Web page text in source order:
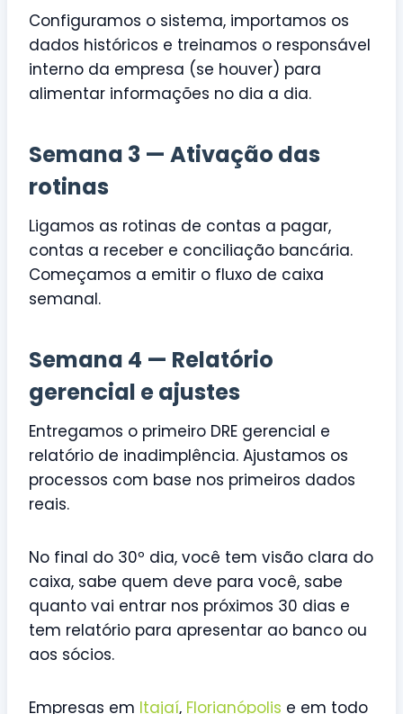
Configuramos o sistema, importamos os
dados históricos e treinamos o responsável
interno da empresa (se houver) para
alimentar informações no dia a dia.
Semana 3 — Ativação das
rotinas
Ligamos as rotinas de contas a pagar,
contas a receber e conciliação bancária.
Começamos a emitir o fluxo de caixa
semanal.
Semana 4 — Relatório
gerencial e ajustes
Entregamos o primeiro DRE gerencial e
relatório de inadimplência. Ajustamos os
processos com base nos primeiros dados
reais.
No final do 30º dia, você tem visão clara do
caixa, sabe quem deve para você, sabe
quanto vai entrar nos próximos 30 dias e
tem relatório para apresentar ao banco ou
aos sócios.
Empresas em Itajaí, Florianópolis e em todo